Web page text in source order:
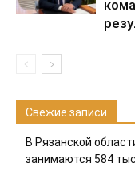
Свежие записи
В Рязанской
занимаются 584